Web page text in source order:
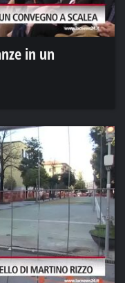
in un